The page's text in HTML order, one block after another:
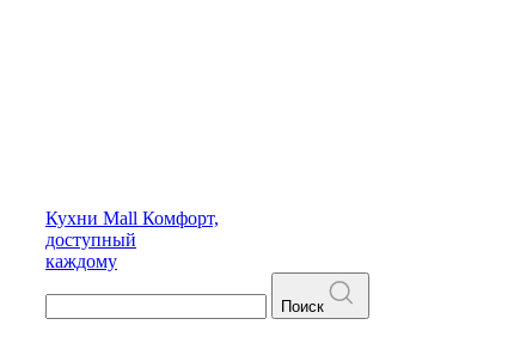
Кухни Mall Комфорт,
доступный
каждому
Поиск